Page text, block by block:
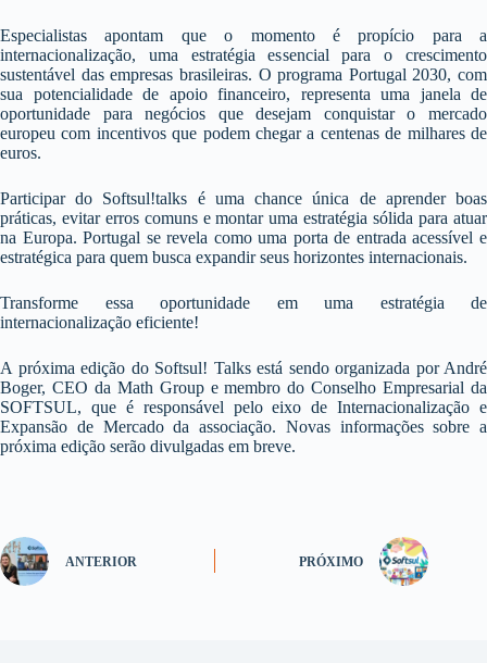
Especialistas apontam que o momento é propício para a
internacionalização, uma estratégia essencial para o crescimento
sustentável das empresas brasileiras. O programa Portugal 2030, com
sua potencialidade de apoio financeiro, representa uma janela de
oportunidade para negócios que desejam conquistar o mercado
europeu com incentivos que podem chegar a centenas de milhares de
euros.
Participar do Softsul!talks é uma chance única de aprender boas
práticas, evitar erros comuns e montar uma estratégia sólida para atuar
na Europa. Portugal se revela como uma porta de entrada acessível e
estratégica para quem busca expandir seus horizontes internacionais.
Transforme essa oportunidade em uma estratégia de
internacionalização eficiente!
A próxima edição do Softsul! Talks está sendo organizada por André
Boger, CEO da Math Group e membro do Conselho Empresarial da
SOFTSUL, que é responsável pelo eixo de Internacionalização e
Expansão de Mercado da associação. Novas informações sobre a
próxima edição serão divulgadas em breve.
ANTERIOR PRÓXIMO